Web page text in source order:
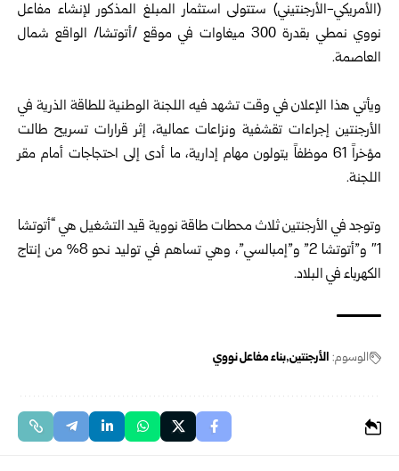
(الأمريكي-الأرجنتيني) ستتولى استثمار المبلغ المذكور لإنشاء مفاعل
نووي نمطي بقدرة 300 ميغاوات في موقع /أتوتشا/ الواقع شمال
العاصمة.
ويأتي هذا الإعلان في وقت تشهد فيه اللجنة الوطنية للطاقة الذرية في
الأرجنتين إجراءات تقشفية ونزاعات عمالية، إثر قرارات تسريح طالت
مؤخراً 61 موظفاً يتولون مهام إدارية، ما أدى إلى احتجاجات أمام مقر
اللجنة.
وتوجد في الأرجنتين ثلاث محطات طاقة نووية قيد التشغيل هي “أتوتشا
1″ و”أتوتشا 2” و”إمبالسي”، وهي تساهم في توليد نحو 8% من إنتاج
الكهرباء في البلاد.
الوسوم: الأرجنتين بناء مفاعل نووي